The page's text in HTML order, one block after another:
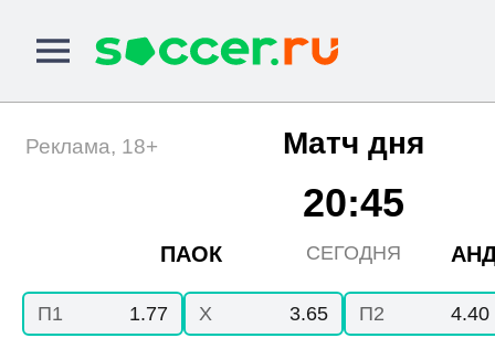
Матч дня
ПАОК
20:45
СЕГОДНЯ
Реклама, 18+
П1 1.77 X 3.65 П2 4.40